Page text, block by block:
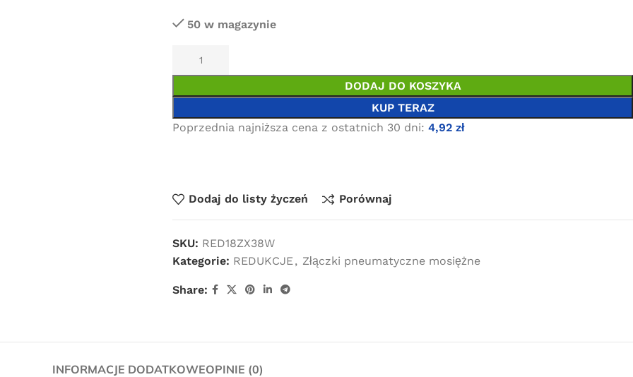
50 w magazynie
DODAJ DO KOSZYKA
KUP TERAZ
Poprzednia najniższa cena z ostatnich 30 dni: 4,92 zł
Dodaj do listy życzeń Porównaj
SKU: RED18ZX38W
Kategorie: REDUKCJE , Złączki pneumatyczne mosiężne
Share:
INFORMACJE DODATKOWEOPINIE (0)